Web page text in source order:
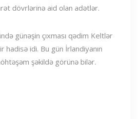
dövrlərinə aid olan adətlər.